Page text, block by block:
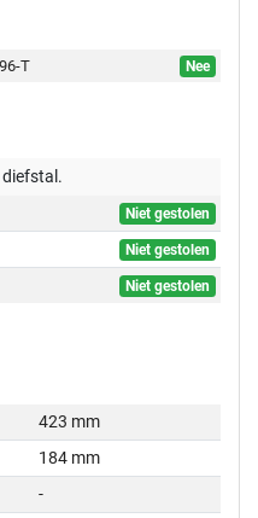
T
Nee
diefstal.
Niet gestolen
Niet gestolen
Niet gestolen
423 mm
184 mm
-